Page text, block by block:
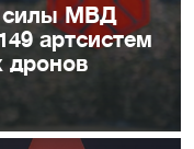
силы МВД
артсистем
дронов